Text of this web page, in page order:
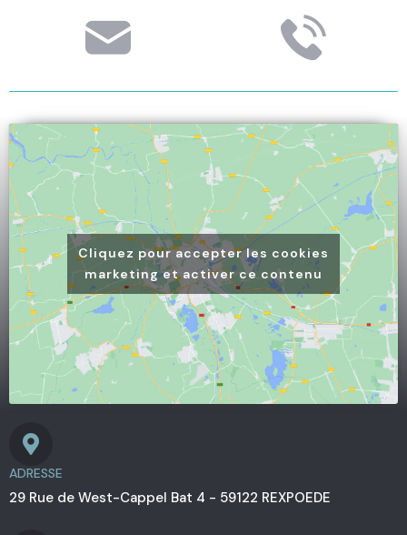
Cliquez pour accepter les cookies
marketing et activer ce contenu
ADRESSE
29 Rue de West-Cappel Bat 4 - 59122 REXPOEDE